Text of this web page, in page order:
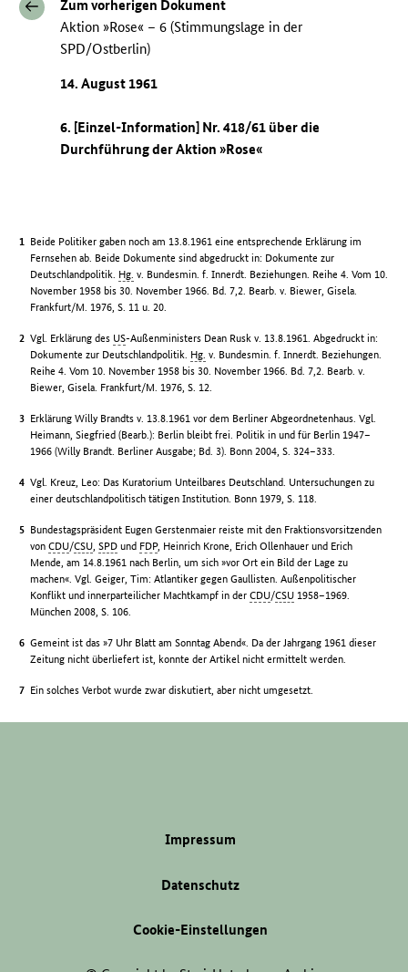
Zum vorherigen Dokument
Aktion »Rose« – 6 (Stimmungslage in der
SPD/Ostberlin)
14. August 1961
6. [Einzel-Information] Nr. 418/61 über die
Durchführung der Aktion »Rose«
Beide Politiker gaben noch am 13.8.1961 eine entsprechende Erklärung im
Fernsehen ab. Beide Dokumente sind abgedruckt in: Dokumente zur
Deutschlandpolitik. Hg. v. Bundesmin. f. Innerdt. Beziehungen. Reihe 4. Vom 10.
November 1958 bis 30. November 1966. Bd. 7,2. Bearb. v. Biewer, Gisela.
Frankfurt/M. 1976, S. 11 u. 20.
Vgl. Erklärung des US-Außenministers Dean Rusk v. 13.8.1961. Abgedruckt in:
Dokumente zur Deutschlandpolitik. Hg. v. Bundesmin. f. Innerdt. Beziehungen.
Reihe 4. Vom 10. November 1958 bis 30. November 1966. Bd. 7,2. Bearb. v.
Biewer, Gisela. Frankfurt/M. 1976, S. 12.
Erklärung Willy Brandts v. 13.8.1961 vor dem Berliner Abgeordnetenhaus. Vgl.
Heimann, Siegfried (Bearb.): Berlin bleibt frei. Politik in und für Berlin 1947–
1966 (Willy Brandt. Berliner Ausgabe; Bd. 3). Bonn 2004, S. 324–333.
Vgl. Kreuz, Leo: Das Kuratorium Unteilbares Deutschland. Untersuchungen zu
einer deutschlandpolitisch tätigen Institution. Bonn 1979, S. 118.
Bundestagspräsident Eugen Gerstenmaier reiste mit den Fraktionsvorsitzenden
vonCDU/CSU,SPD und FDP, Heinrich Krone, Erich Ollenhauer und Erich
Mende, am 14.8.1961 nach Berlin, um sich »vor Ort ein Bild der Lage zu
machen«. Vgl. Geiger, Tim: Atlantiker gegen Gaullisten. Außenpolitischer
Konflikt und innerparteilicher Machtkampf in derCDU/CSU 1958–1969.
München 2008, S. 106.
Gemeint ist das »7 Uhr Blatt am Sonntag Abend«. Da der Jahrgang 1961 dieser
Zeitung nicht überliefert ist, konnte der Artikel nicht ermittelt werden.
Ein solches Verbot wurde zwar diskutiert, aber nicht umgesetzt.
Impressum
Datenschutz
Cookie-Einstellungen